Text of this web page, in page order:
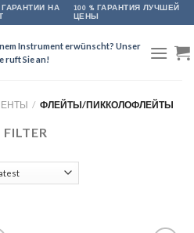
ГАРАНТИИ НА
100 % ГАРАНТИЯ ЛУЧШЕЙ
ЦЕНЫ
Instrument erwünscht? Unser
ruft Sie an!
/ ФЛЕЙТЫ/ПИККОЛОФЛЕЙТЫ
FILTER